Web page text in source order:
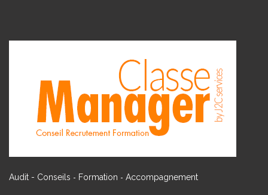
Audit - Conseils - Formation - Accompagnement